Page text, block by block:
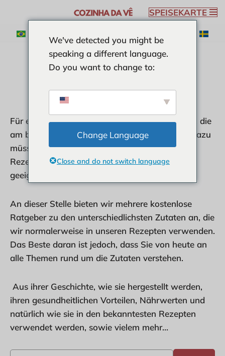
SPEISEKARTE
ZUTATEN
Für ein leckeres Rezept ist es immer notwendig, die
am besten geeigneten Zutaten auszuwählen. Dazu
müssen Sie feststellen, ob die Zutaten für das
Rezept, das Sie zubereiten werden, am besten
geeignet sind.
An dieser Stelle bieten wir mehrere kostenlose
Ratgeber zu den unterschiedlichsten Zutaten an, die
wir normalerweise in unseren Rezepten verwenden.
Das Beste daran ist jedoch, dass Sie von heute an
alle Themen rund um die Zutaten verstehen.
Aus ihrer Geschichte, wie sie hergestellt werden,
ihren gesundheitlichen Vorteilen, Nährwerten und
natürlich wie sie in den bekanntesten Rezepten
verwendet werden, sowie vielem mehr…
We've detected you might be
speaking a different language.
Do you want to change to:
Change Language
Close and do not switch language